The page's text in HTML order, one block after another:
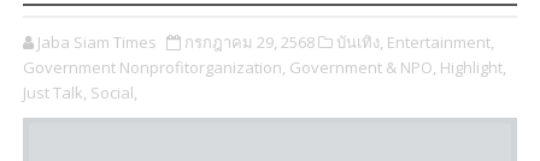
Jaba Siam Times กรกฎาคม 29, 2568 บันเทิง, Entertainment,
Government Nonprofitorganization, Government & NPO, Highlight,
Just Talk, Social,